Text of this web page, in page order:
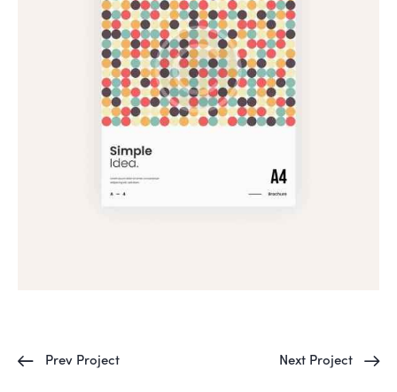
Prev Project Next Project